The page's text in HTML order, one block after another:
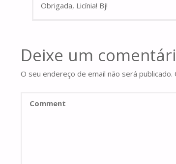
Obrigada, Licínia! Bj!
Deixe um
O seu endereço de email não será publicado.